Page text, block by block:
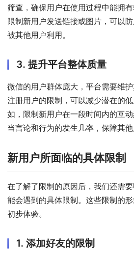
筛查，确保用户在使用过程中能拥
限制新用户发送链接或图片，可以
被其他用户利用。
3. 提升平台整体质量
微信的用户群体庞大，平台需要维
注册用户的限制，可以减少潜在的
如，限制新用户在一段时间内的互
当言论和行为的发生几率，保障其他
新用户所面临的具体限制
在了解了限制的原因后，我们还需
能会遇到的具体限制。这些限制的
初步体验。
1. 添加好友的限制